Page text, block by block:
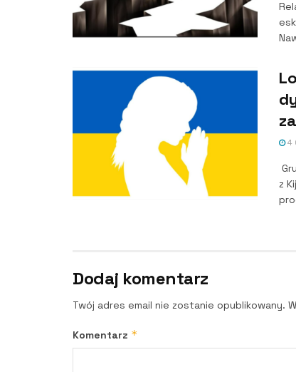
4
z
Dodaj komentarz
Twój adres email nie zostanie opublikowany.
Komentarz *